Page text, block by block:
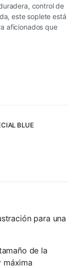
control de
este soplete está
aficionados que
BLUE
para una
de la
máxima